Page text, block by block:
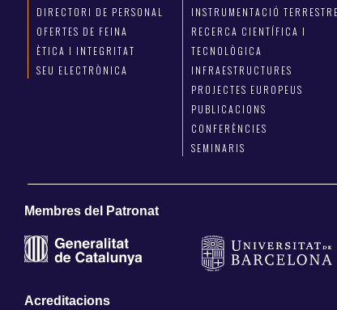
DIRECTORI DE PERSONAL
OFERTES DE FEINA
ÈTICA I INTEGRITAT
SEU ELECTRÒNICA
INSTRUMENTACIÓ TERRESTRE
RECERCA CIENTÍFICA I
TECNOLÒGICA
INFRAESTRUCTURES
PROJECTES EUROPEUS
PUBLICACIONS
CONFERÈNCIES
SEMINARIS
Membres del Patronat
Acreditacions